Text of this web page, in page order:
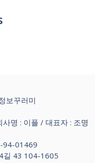
보꾸러미
명 : 이플 / 대표자 : 조명
94-01469
길 43 104-1605